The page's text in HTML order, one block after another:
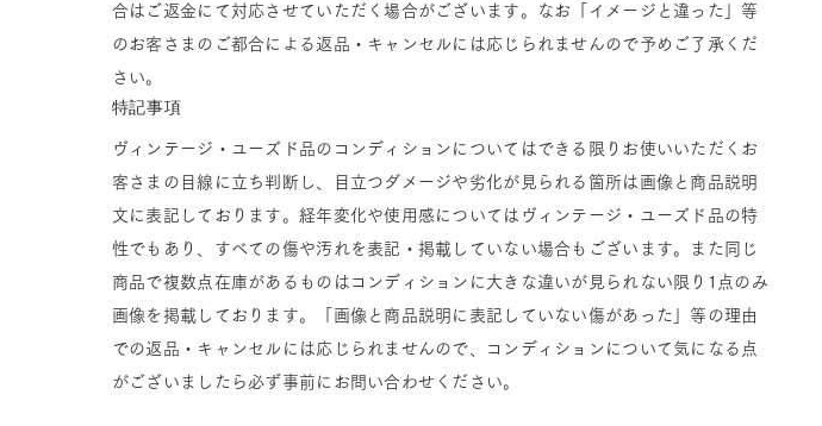
合はご返金にて対応させていただく場合がございます。なお「イメージと違った」等
のお客さまのご都合による返品・キャンセルには応じられませんので予めご了承くだ
さい。
特記事項
ヴィンテージ・ユーズド品のコンディションについてはできる限りお使いいただくお
客さまの目線に立ち判断し、目立つダメージや劣化が見られる箇所は画像と商品説明
文に表記しております。経年変化や使用感についてはヴィンテージ・ユーズド品の特
性でもあり、すべての傷や汚れを表記・掲載していない場合もございます。また同じ
商品で複数点在庫があるものはコンディションに大きな違いが見られない限り1点のみ
画像を掲載しております。「画像と商品説明に表記していない傷があった」等の理由
での返品・キャンセルには応じられませんので、コンディションについて気になる点
がございましたら必ず事前にお問い合わせください。